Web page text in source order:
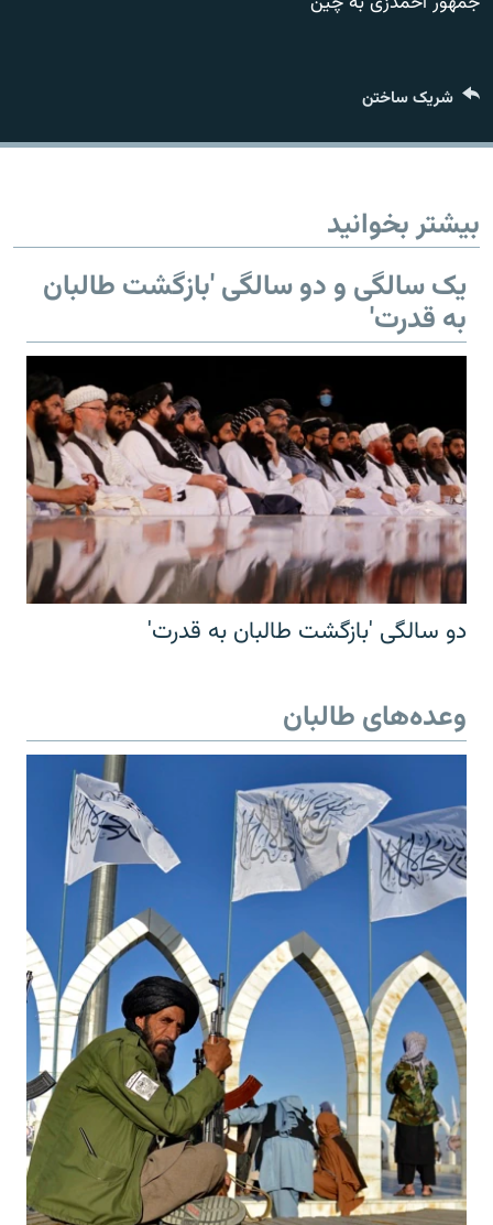
تماس
همۀ سایت‌های رادیو آزادی/ رادیو اروپای آزاد
شریک ساختن
بیشتر بخوانید
یک سالگی و دو سالگی 'بازگشت طالبان
به قدرت'
دو سالگی 'بازگشت طالبان به قدرت'
وعده‌های طالبان